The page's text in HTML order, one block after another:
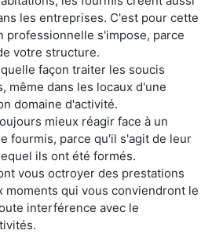
les entreprises. C'est pour cette
professionnelle s'impose, parce
votre structure.
façon traiter les soucis
même dans les locaux d'une
domaine d'activité.
mieux réagir face à un
fourmis, parce qu'il s'agit de leur
ils ont été formés.
vous octroyer des prestations
moments qui vous conviendront le
interférence avec le